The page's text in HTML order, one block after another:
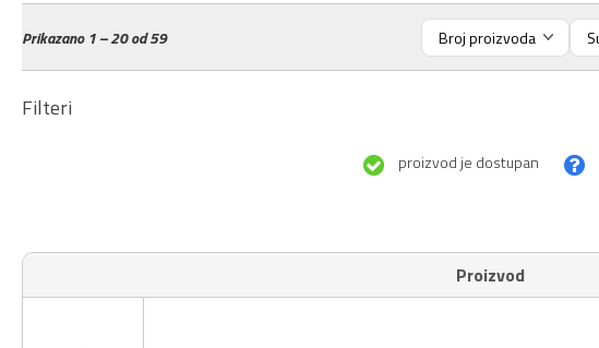
Prikazano1 – 20 od 59
Filteri
proizvod je dostupan
Proizvod